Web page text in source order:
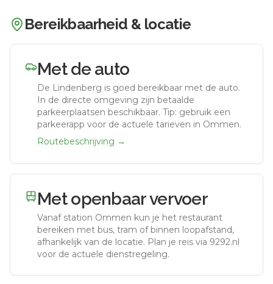
Bereikbaarheid & locatie
Met de auto
De Lindenberg is goed bereikbaar met de auto.
In de directe omgeving zijn betaalde
parkeerplaatsen beschikbaar. Tip: gebruik een
parkeerapp voor de actuele tarieven in Ommen.
Routebeschrijving →
Met openbaar vervoer
Vanaf station Ommen kun je het restaurant
bereiken met bus, tram of binnen loopafstand,
afhankelijk van de locatie. Plan je reis via 9292.nl
voor de actuele dienstregeling.